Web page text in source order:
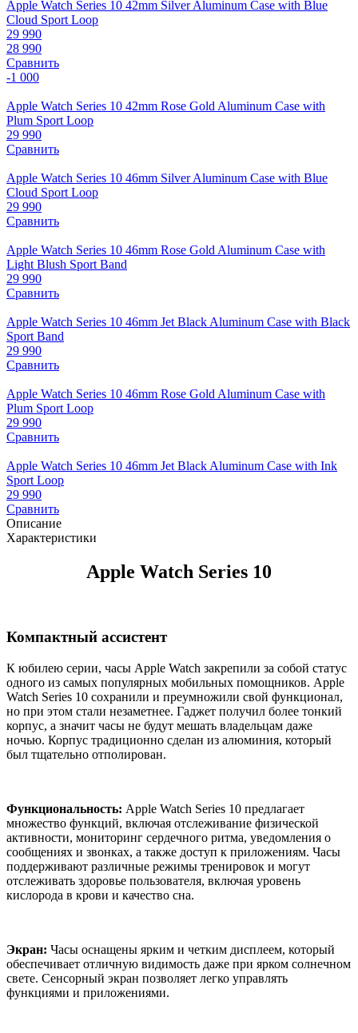
Apple Watch Series 10 42mm Silver Aluminum Case with Blue
Cloud Sport Loop
29 990
28 990
Сравнить
-1 000
Apple Watch Series 10 42mm Rose Gold Aluminum Case with
Plum Sport Loop
29 990
Сравнить
Apple Watch Series 10 46mm Silver Aluminum Case with Blue
Cloud Sport Loop
29 990
Сравнить
Apple Watch Series 10 46mm Rose Gold Aluminum Case with
Light Blush Sport Band
29 990
Сравнить
Apple Watch Series 10 46mm Jet Black Aluminum Case with Black
Sport Band
29 990
Сравнить
Apple Watch Series 10 46mm Rose Gold Aluminum Case with
Plum Sport Loop
29 990
Сравнить
Apple Watch Series 10 46mm Jet Black Aluminum Case with Ink
Sport Loop
29 990
Сравнить
Описание
Характеристики
Apple Watch Series 10
Компактный ассистент
К юбилею серии, часы Apple Watch закрепили за собой статус
одного из самых популярных мобильных помощников. Apple
Watch Series 10 сохранили и преумножили свой функционал,
но при этом стали незаметнее. Гаджет получил более тонкий
корпус, а значит часы не будут мешать владельцам даже
ночью. Корпус традиционно сделан из алюминия, который
был тщательно отполирован.
Функциональность: Apple Watch Series 10 предлагает
множество функций, включая отслеживание физической
активности, мониторинг сердечного ритма, уведомления о
сообщениях и звонках, а также доступ к приложениям. Часы
поддерживают различные режимы тренировок и могут
отслеживать здоровье пользователя, включая уровень
кислорода в крови и качество сна.
Экран: Часы оснащены ярким и четким дисплеем, который
обеспечивает отличную видимость даже при ярком солнечном
свете. Сенсорный экран позволяет легко управлять
функциями и приложениями.